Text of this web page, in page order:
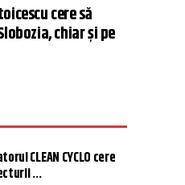
cere să
chiar și pe
CLEAN CYCLO cere
...